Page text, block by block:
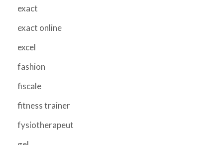
exact
exact online
excel
fashion
fiscale
fitness trainer
fysiotherapeut